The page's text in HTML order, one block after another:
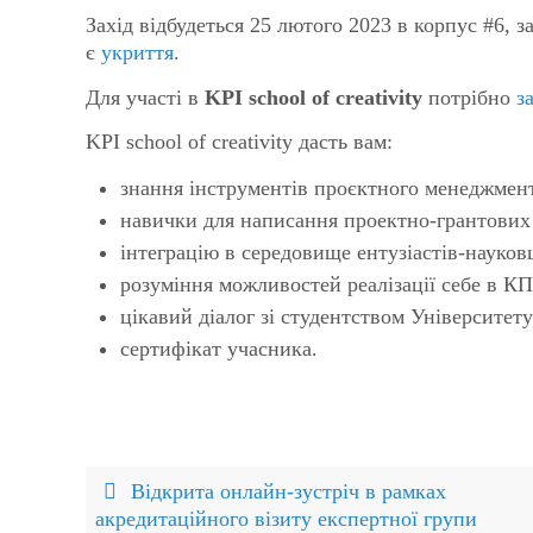
Захід відбудеться 25 лютого 2023 в корпус #6,
є укриття.
Для участі в KPI school of creativity потрібно
KPI school of creativity дасть вам:
знання інструментів проєктного
навички для написання проектно-
інтеграцію в середовище ентузіастів-
розуміння можливостей реалізації себе в
цікавий діалог зі студентством
сертифікат учасника.
Відкрита онлайн-зустріч в рамках
акредитаційного візиту експертної групи